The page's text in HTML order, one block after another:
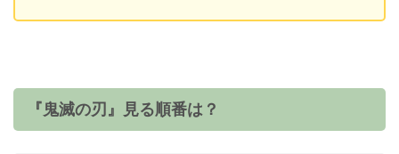
『鬼滅の刃』見る順番は？